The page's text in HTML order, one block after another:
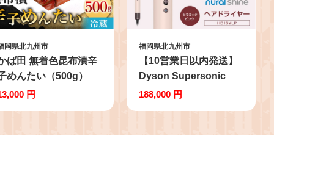
岡県北九州市
ば田 無着色昆布漬辛
めんたい（500g）
円
福岡県北九州市
【10営業日以内発送】
Dyson Supersonic
Nural™ Shine ヘアド
ックピンク ダイソン ド
188,000 円